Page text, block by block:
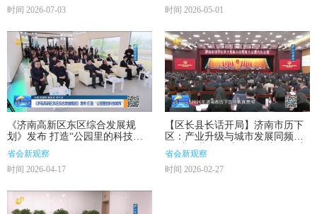
时间 2026-07-03
时间 2026-05-01
《济南高新区东区综合发展规
划》发布 打造“公园里的科技城
市”
省会新观察
时间 2026-04-17
【区长县长话开局】济南市历下
区：产业升级与城市发展同频共
振 让改革发展成果更多惠及民生
省会新观察
时间 2026-02-27